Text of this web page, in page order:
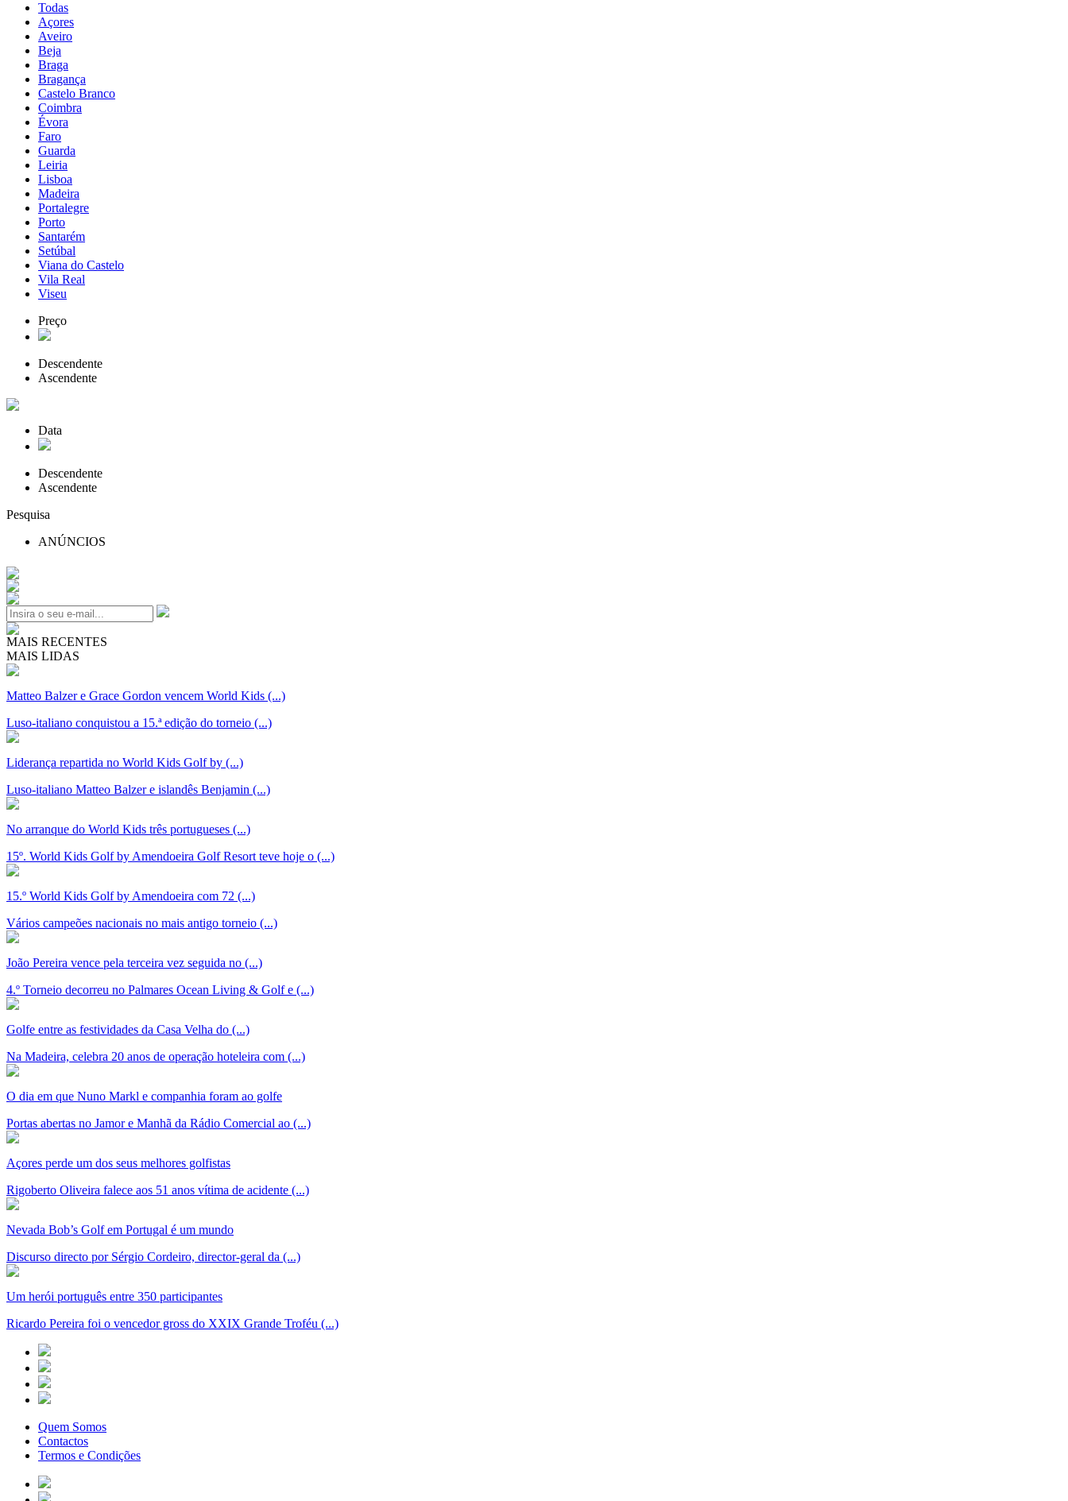
Todas
Açores
Aveiro
Beja
Braga
Bragança
Castelo Branco
Coimbra
Évora
Faro
Guarda
Leiria
Lisboa
Madeira
Portalegre
Porto
Santarém
Setúbal
Viana do Castelo
Vila Real
Viseu
Preço
Descendente
Ascendente
Data
Descendente
Ascendente
Pesquisa
ANÚNCIOS
MAIS RECENTES
MAIS LIDAS
Matteo Balzer e Grace Gordon vencem World Kids (...)
Luso-italiano conquistou a 15.ª edição do torneio (...)
Liderança repartida no World Kids Golf by (...)
Luso-italiano Matteo Balzer e islandês Benjamin (...)
No arranque do World Kids três portugueses (...)
15º. World Kids Golf by Amendoeira Golf Resort teve hoje o (...)
15.º World Kids Golf by Amendoeira com 72 (...)
Vários campeões nacionais no mais antigo torneio (...)
João Pereira vence pela terceira vez seguida no (...)
4.º Torneio decorreu no Palmares Ocean Living & Golf e (...)
Golfe entre as festividades da Casa Velha do (...)
Na Madeira, celebra 20 anos de operação hoteleira com (...)
O dia em que Nuno Markl e companhia foram ao golfe
Portas abertas no Jamor e Manhã da Rádio Comercial ao (...)
Açores perde um dos seus melhores golfistas
Rigoberto Oliveira falece aos 51 anos vítima de acidente (...)
Nevada Bob’s Golf em Portugal é um mundo
Discurso directo por Sérgio Cordeiro, director-geral da (...)
Um herói português entre 350 participantes
Ricardo Pereira foi o vencedor gross do XXIX Grande Troféu (...)
Quem Somos
Contactos
Termos e Condições